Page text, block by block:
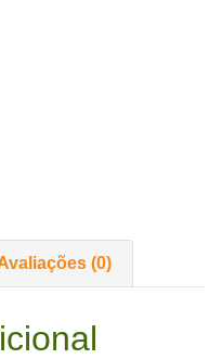
(0)